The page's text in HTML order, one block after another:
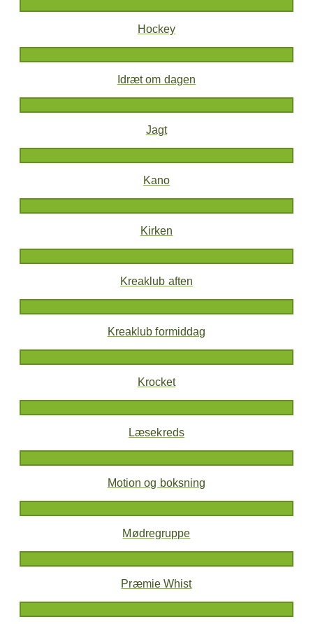
Hockey
Idræt om dagen
Jagt
Kano
Kirken
Kreaklub aften
Kreaklub formiddag
Krocket
Læsekreds
Motion og boksning
Mødregruppe
Præmie Whist